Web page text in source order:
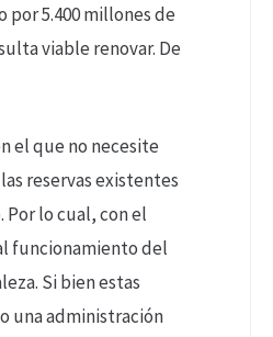
5.400 millones de
viable renovar. De
el que no necesite
reservas existentes
lo cual, con el
funcionamiento del
Si bien estas
una administración